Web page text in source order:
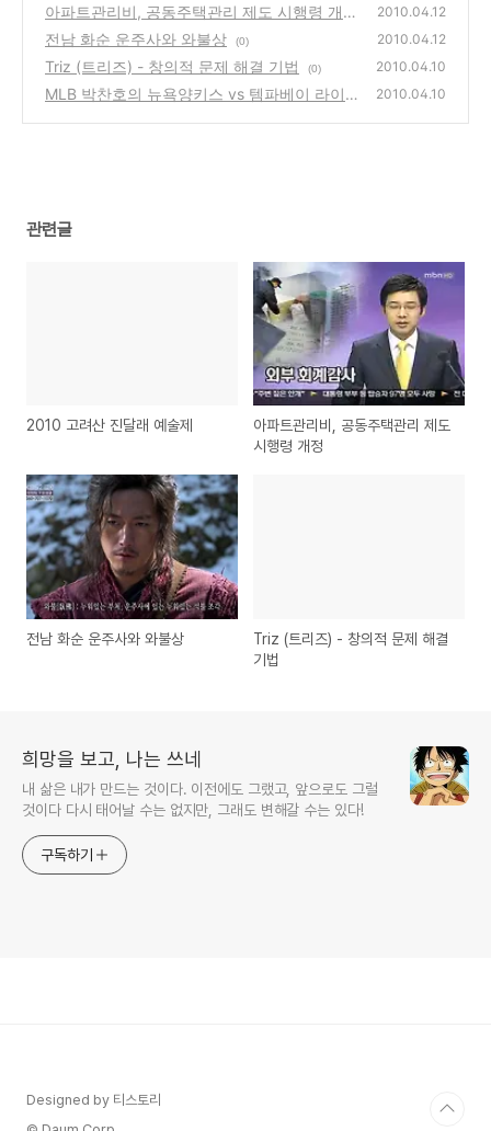
아파트관리비, 공동주택관리 제도 시행령 개정
(0)
2010.04.12
전남 화순 운주사와 와불상 (0) 2010.04.12
Triz (트리즈) - 창의적 문제 해결 기법 (0) 2010.04.10
MLB 박찬호의 뉴욕양키스 vs 템파베이 라이
2010.04.10
관련글
2010 고려산 진달래 예술제
아파트관리비, 공동주택관리 제도
시행령 개정
전남 화순 운주사와 와불상
Triz (트리즈) - 창의적 문제 해결
기법
희망을 보고, 나는 쓰네
내 삶은 내가 만드는 것이다. 이전에도 그랬고, 앞으로도 그럴
것이다 다시 태어날 수는 없지만, 그래도 변해갈 수는 있다!
구독하기
Designed by 티스토리